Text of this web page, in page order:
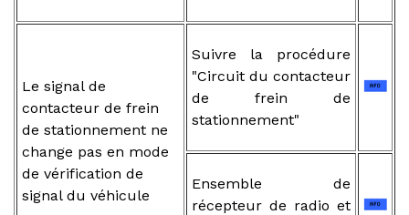
Le signal de
contacteur de frein
de stationnement ne
change pas en mode
de vérification de
signal du véhicule
Suivre la procédure
"Circuit du contacteur
de frein de
stationnement"
Ensemble de
récepteur de radio et